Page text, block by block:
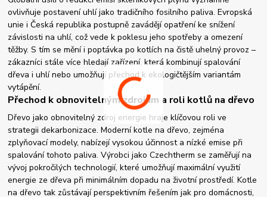
ovlivňuje postavení uhlí jako tradičního fosilního paliva. Evropská
unie i Česká republika postupně zavádějí opatření ke snížení
závislosti na uhlí, což vede k poklesu jeho spotřeby a omezení
těžby. S tím se mění i poptávka po kotlích na čistě uhelný provoz –
zákazníci stále více hledají zařízení, která kombinují spalování
dřeva i uhlí nebo umožňují přechod k ekologičtějším variantám
vytápění.
Přechod k obnovitelným zdrojům a roli kotlů na dřevo
Dřevo jako obnovitelný zdroj energie hraje klíčovou roli ve
strategii dekarbonizace. Moderní kotle na dřevo, zejména
zplyňovací modely, nabízejí vysokou účinnost a nízké emise při
spalování tohoto paliva. Výrobci jako Czechtherm se zaměřují na
vývoj pokročilých technologií, které umožňují maximální využití
energie ze dřeva při minimálním dopadu na životní prostředí. Kotle
na dřevo tak zůstávají perspektivním řešením jak pro domácnosti,